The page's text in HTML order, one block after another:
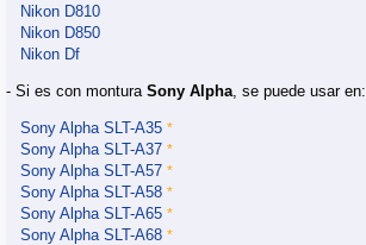
Nikon D810
Nikon D850
Nikon Df
- Si es con montura Sony Alpha, se puede usar en:
Sony Alpha SLT-A35 *
Sony Alpha SLT-A37 *
Sony Alpha SLT-A57 *
Sony Alpha SLT-A58 *
Sony Alpha SLT-A65 *
Sony Alpha SLT-A68 *